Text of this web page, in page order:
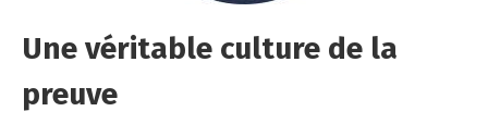
Une véritable culture de la
preuve